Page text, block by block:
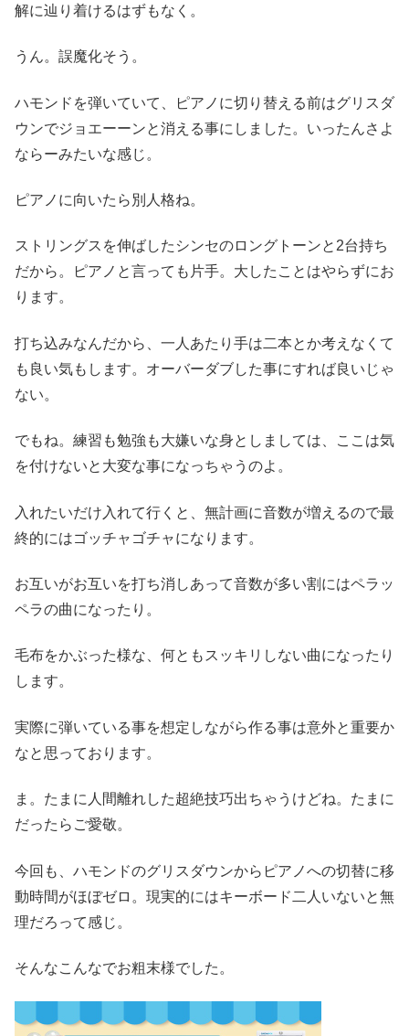
解に辿り着けるはずもなく。
うん。誤魔化そう。
ハモンドを弾いていて、ピアノに切り替える前はグリスダ
ウンでジョエーーンと消える事にしました。いったんさよ
ならーみたいな感じ。
ピアノに向いたら別人格ね。
ストリングスを伸ばしたシンセのロングトーンと2台持ち
だから。ピアノと言っても片手。大したことはやらずにお
ります。
打ち込みなんだから、一人あたり手は二本とか考えなくて
も良い気もします。オーバーダブした事にすれば良いじゃ
ない。
でもね。練習も勉強も大嫌いな身としましては、ここは気
を付けないと大変な事になっちゃうのよ。
入れたいだけ入れて行くと、無計画に音数が増えるので最
終的にはゴッチャゴチャになります。
お互いがお互いを打ち消しあって音数が多い割にはペラッ
ペラの曲になったり。
毛布をかぶった様な、何ともスッキリしない曲になったり
します。
実際に弾いている事を想定しながら作る事は意外と重要か
なと思っております。
ま。たまに人間離れした超絶技巧出ちゃうけどね。たまに
だったらご愛敬。
今回も、ハモンドのグリスダウンからピアノへの切替に移
動時間がほぼゼロ。現実的にはキーボード二人いないと無
理だろって感じ。
そんなこんなでお粗末様でした。